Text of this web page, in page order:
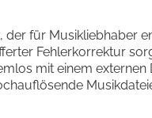
, der für Musikliebhaber
Fehlerkorrektur
mit einem externen
ösende